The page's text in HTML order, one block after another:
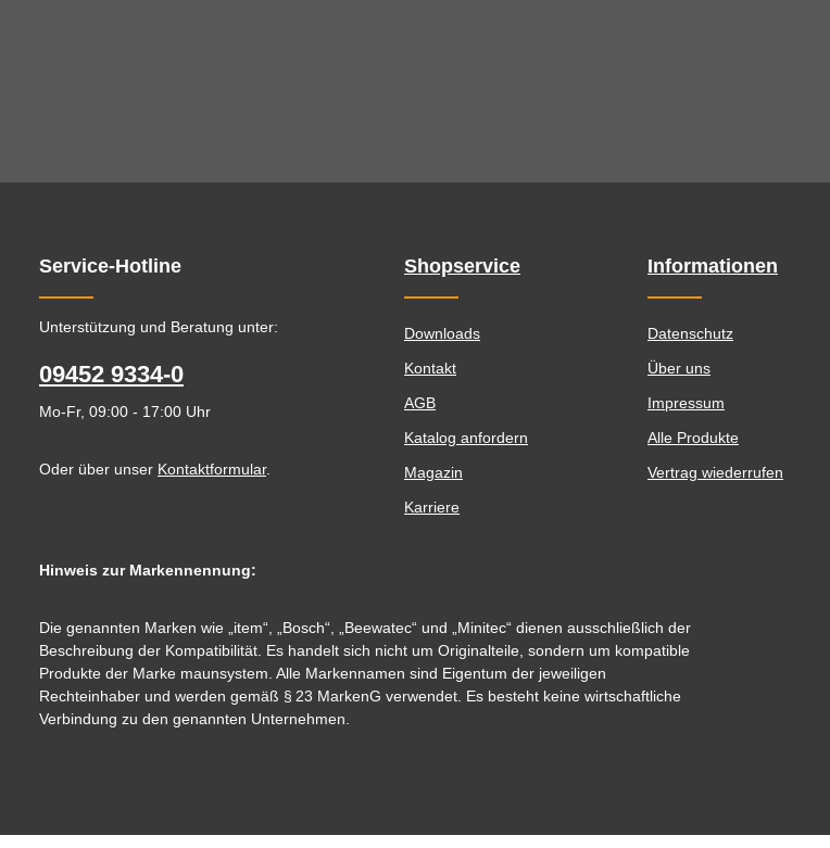
Service-Hotline
Unterstützung und Beratung unter:
09452 9334-0
Mo-Fr, 09:00 - 17:00 Uhr
Oder über unser Kontaktformular.
Shopservice
Downloads
Kontakt
AGB
Katalog anfordern
Magazin
Karriere
Informationen
Datenschutz
Über uns
Impressum
Alle Produkte
Vertrag wiederrufen
Hinweis zur Markennennung:
Die genannten Marken wie „item“, „Bosch“, „Beewatec“ und „Minitec“ dienen ausschließlich der
Beschreibung der Kompatibilität. Es handelt sich nicht um Originalteile, sondern um kompatible
Produkte der Marke maunsystem. Alle Markennamen sind Eigentum der jeweiligen
Rechteinhaber und werden gemäß § 23 MarkenG verwendet. Es besteht keine wirtschaftliche
Verbindung zu den genannten Unternehmen.